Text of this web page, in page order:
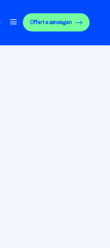
Offerte aanvragen